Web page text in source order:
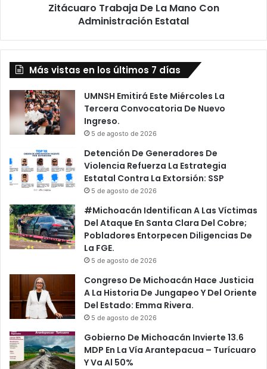
Zitácuaro Trabaja De La Mano Con
Administración Estatal
Más vistas en los últimos 7 días
UMNSH Emitirá Este Miércoles La
Tercera Convocatoria De Nuevo
Ingreso.
5 de agosto de 2026
Detención De Generadores De
Violencia Refuerza La Estrategia
Estatal Contra La Extorsión: SSP
5 de agosto de 2026
#Michoacán Identifican A Las Víctimas
Del Ataque En Santa Clara Del Cobre;
Pobladores Entorpecen Diligencias De
La FGE.
5 de agosto de 2026
Congreso De Michoacán Hace Justicia
A La Historia De Jungapeo Y Del Oriente
Del Estado: Emma Rivera.
5 de agosto de 2026
Gobierno De Michoacán Invierte 13.6
MDP En La Vía Arantepacua – Turícuaro
Y Va Al 50%